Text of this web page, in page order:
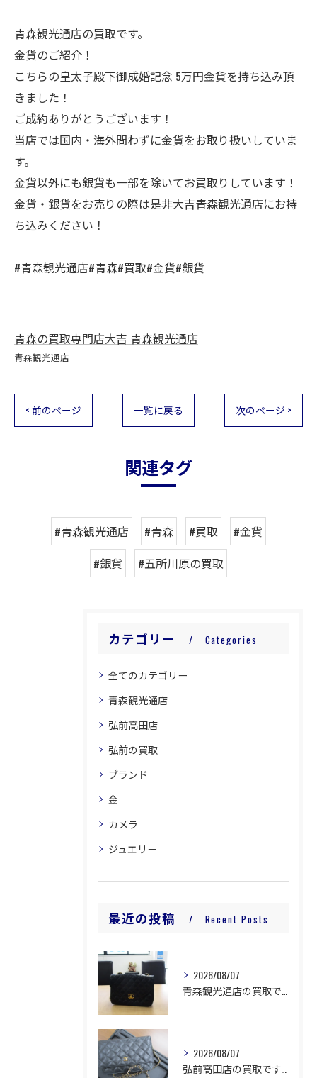
青森観光通店の買取です。
金貨のご紹介！
こちらの皇太子殿下御成婚記念 5万円金貨を持ち込み頂
きました！
ご成約ありがとうございます！
当店では国内・海外問わずに金貨をお取り扱いしていま
す。
金貨以外にも銀貨も一部を除いてお買取りしています！
金貨・銀貨をお売りの際は是非大吉青森観光通店にお持
ち込みください！
#青森観光通店#青森#買取#金貨#銀貨
青森の買取専門店大吉 青森観光通店
青森観光通店
< 前のページ 一覧に戻る 次のページ >
関連タグ
#青森観光通店 #青森 #買取
#金貨
#銀貨
#五所川原の買取
カテゴリー Categories
全てのカテゴリー
青森観光通店
弘前高田店
弘前の買取
ブランド
金
カメラ
ジュエリー
最近の投稿 Recent Posts
2026/08/07
2026/08/07